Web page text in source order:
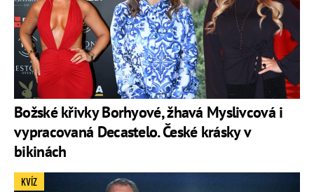
Božské křivky Borhyové, žhavá Myslivcová i
vypracovaná Decastelo. České krásky v
bikinách
KVÍZ